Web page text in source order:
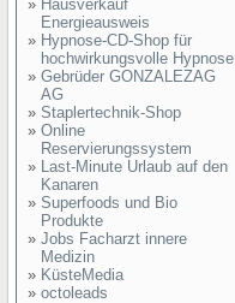
» Hausverkauf
Energieausweis
» Hypnose-CD-Shop für
hochwirkungsvolle Hypnose
» Gebrüder GONZALEZAG
AG
» Staplertechnik-Shop
» Online
Reservierungssystem
» Last-Minute Urlaub auf den
Kanaren
» Superfoods und Bio
Produkte
» Jobs Facharzt innere
Medizin
» KüsteMedia
» octoleads